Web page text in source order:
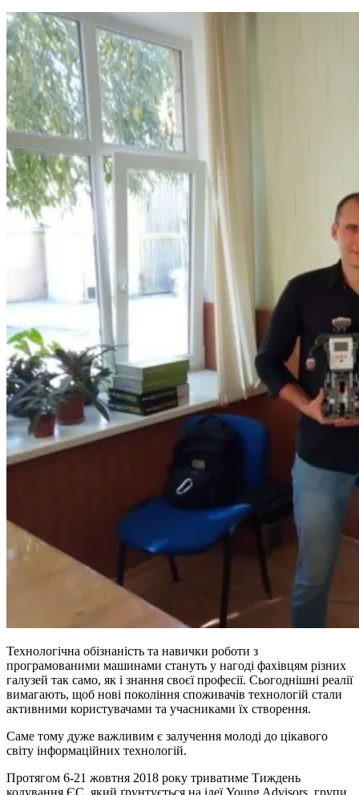
Технологічна обізнаність та навички роботи з
програмованими машинами стануть у нагоді фахівцям різних
галузей так само, як і знання своєї професії. Сьогоднішні реалії
вимагають, щоб нові покоління споживачів технологій стали
активними користувачами та учасниками їх створення.
Саме тому дуже важливим є залучення молоді до цікавого
світу інформаційних технологій.
Протягом 6-21 жовтня 2018 року триватиме Тиждень
кодування ЄС, який ґрунтується на ідеї Young Advisors, групи